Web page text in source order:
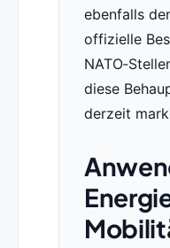
ebenfalls
offizielle
diese
derzeit